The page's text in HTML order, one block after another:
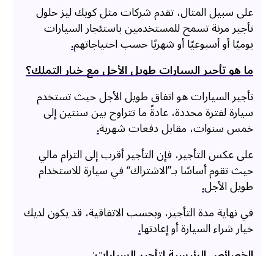
على سبيل المثال، تقدم شركات مثل كويك ليز حلول
تأجير مرنة تسمح للمستخدمين باستئجار السيارات
يوميًا أو أسبوعيًا أو شهريًا حسب احتياجاتهم.
ما هو تأجير السيارات طويل الأجل مع خيار التملك؟
تأجير السيارات هو اتفاق طويل الأجل حيث تستخدم
سيارة لفترة محددة، عادةً ما تتراوح بين سنتين إلى
خمس سنوات، مقابل دفعات شهرية.
على عكس التأجير، فإن التأجير أقرب إلى التزام مالي
حيث تقوم أساسًا بـ”الاشتراك“ في سيارة للاستخدام
طويل الأجل.
في نهاية مدة التأجير، وبحسب الاتفاقية، قد يكون لديك
خيار شراء السيارة أو إعادتها.